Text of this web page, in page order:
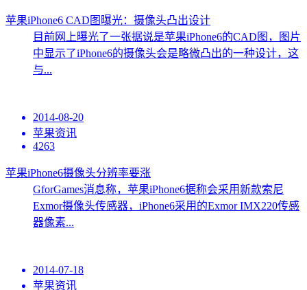
苹果iPhone6 CAD图曝光：摄像头凸出设计
目前网上曝光了一张据说是苹果iPhone6的CAD图，图片
中显示了iPhone6的摄像头会是略微凸出的一种设计，这
与...
2014-08-20
苹果资讯
4263
苹果iPhone6摄像头分辨率要涨
GforGames消息称，苹果iPhone6据称会采用新款索尼
Exmor摄像头传感器，iPhone6采用的Exmor IMX220传感
器像素...
2014-07-18
苹果资讯